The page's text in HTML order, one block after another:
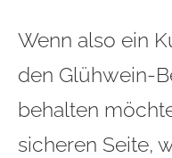
Wenn also ein
den Glühwein-
behalten
sicheren Seite,